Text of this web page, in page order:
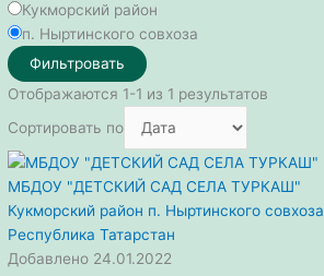
Кукморский район
п. Ныртинского совхоза
Фильтровать
Отображаются 1-1 из 1 результатов
Сортировать по
МБДОУ "ДЕТСКИЙ САД СЕЛА ТУРКАШ"
Кукморский район п. Ныртинского совхоза
Республика Татарстан
Добавлено 24.01.2022